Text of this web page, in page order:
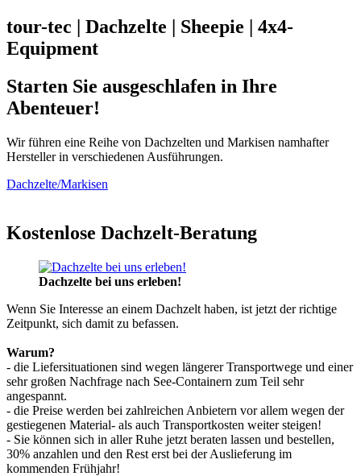
tour-tec | Dachzelte | Sheepie | 4x4-
Equipment
Starten Sie ausgeschlafen in Ihre
Abenteuer!
Wir führen eine Reihe von Dachzelten und Markisen namhafter
Hersteller in verschiedenen Ausführungen.
Dachzelte/Markisen
Kostenlose Dachzelt-Beratung
Dachzelte bei uns erleben!
Wenn Sie Interesse an einem Dachzelt haben, ist jetzt der richtige
Zeitpunkt, sich damit zu befassen.
Warum?
- die Liefersituationen sind wegen längerer Transportwege und einer
sehr großen Nachfrage nach See-Containern zum Teil sehr
angespannt.
- die Preise werden bei zahlreichen Anbietern vor allem wegen der
gestiegenen Material- als auch Transportkosten weiter steigen!
- Sie können sich in aller Ruhe jetzt beraten lassen und bestellen,
30% anzahlen und den Rest erst bei der Auslieferung im
kommenden Frühjahr!